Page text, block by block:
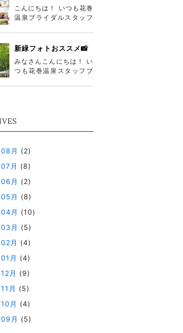
8/11～16♡お盆サマー
ウエディングフェア♡
こんにちは！ いつも花巻
温泉ブライダルスタッフ
来月8月
新緑フォトおススメ📸
みなさんこんにちは！ い
つも花巻温泉スタッフブ
て誠にありがとうござい
月 (2)
月 (8)
月 (2)
月 (8)
月 (10)
月 (5)
月 (4)
月 (4)
月 (9)
月 (5)
月 (4)
月 (5)